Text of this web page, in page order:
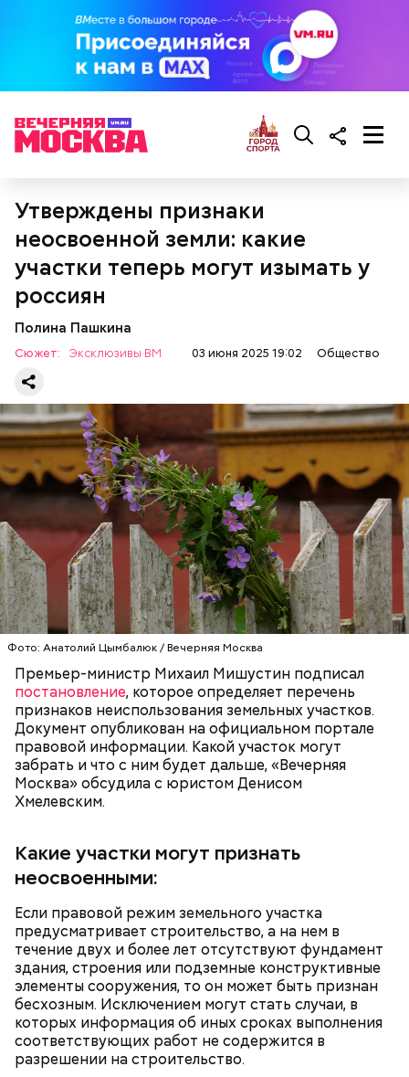
Утверждены признаки
неосвоенной земли: какие
участки теперь могут изымать у
россиян
Полина Пашкина
Сюжет: Эксклюзивы ВМ 03 июня 2025 19:02 Общество
Фото: Анатолий Цымбалюк / Вечерняя Москва
Премьер-министр Михаил Мишустин подписал
постановление, которое определяет перечень
признаков неиспользования земельных участков.
Документ опубликован на официальном портале
правовой информации. Какой участок могут
забрать и что с ним будет дальше, «Вечерняя
Москва» обсудила с юристом Денисом
Хмелевским.
Какие участки могут признать
неосвоенными:
Если правовой режим земельного участка
предусматривает строительство, а на нем в
течение двух и более лет отсутствуют фундамент
здания, строения или подземные конструктивные
элементы сооружения, то он может быть признан
бесхозным. Исключением могут стать случаи, в
которых информация об иных сроках выполнения
соответствующих работ не содержится в
разрешении на строительство.
кабачок;
лук;
растительное масло;
соль, перец по вкусу;
свежий базилик;
сливки жирностью 20 процентов.
— Курица сначала обжаривается с небольшим
количеством масла и лука на сковороде. Затем ее
нужно отправить в глубокий противень. Сверху
кладем кабачки, нарезанные крупным кубиком, —
порекомендовал собеседник «ВМ».
Все в противне заливается сливками. По вкусу
можно добавить соль и перец. Сверху блюдо
— Она должна приятно пахнуть. Если дыня не
пахнет, значит, ее созревание ускорили или
сорвали недозревшей. Она может быть мягкой, но
Кроме того, специалист не советует покупать
дыню с вмятиной или перележавшую в магазине
долгое время:
распространились по всему плоду. Ей можно
отравиться.